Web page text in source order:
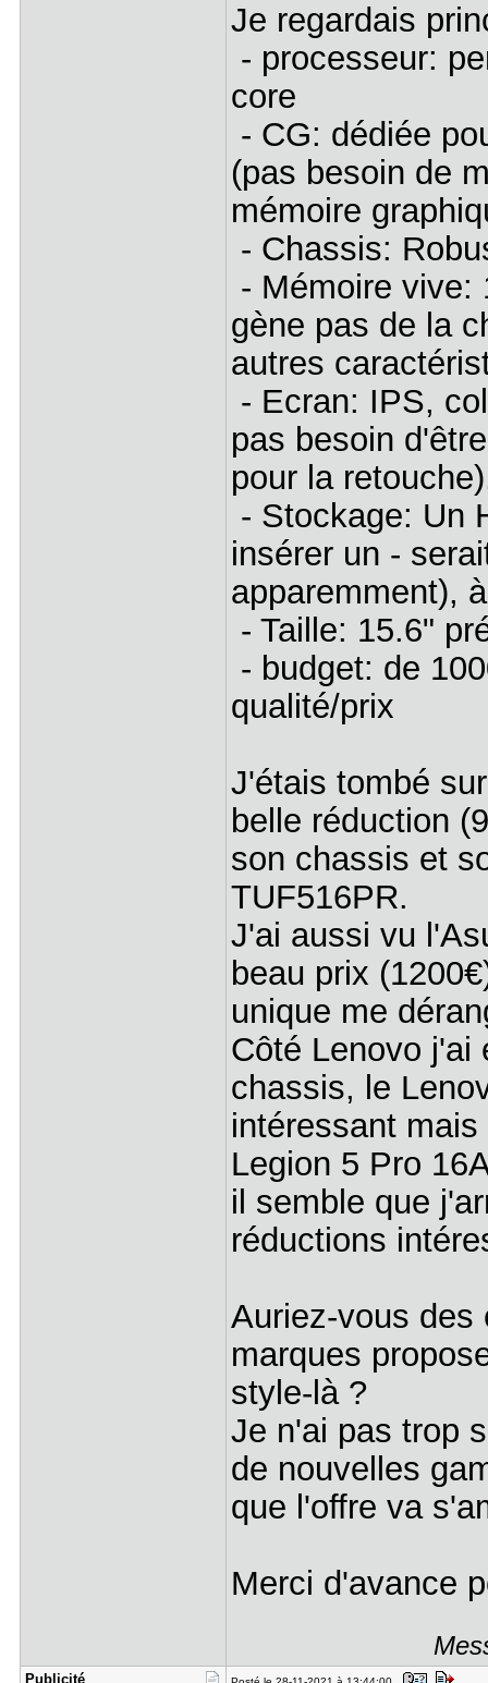
Je regardais
- processeur:
core
- CG: dédiée
(pas besoin de
mémoire
- Chassis:
- Mémoire vive:
gène pas de la
autres
- Ecran: IPS,
pas besoin
pour la
- Stockage: Un
insérer un -
apparemment),
- Taille: 15.6"
- budget: de
qualité/prix
J'étais tombé
belle réduction
son chassis et
TUF516PR.
J'ai aussi vu
beau prix
unique me
Côté Lenovo j'ai
chassis, le
intéressant
Legion 5 Pro
il semble que
réductions
Auriez-vous des
marques
style-là ?
Je n'ai pas trop
de nouvelles
que l'offre va
Merci d'avance
Publicité